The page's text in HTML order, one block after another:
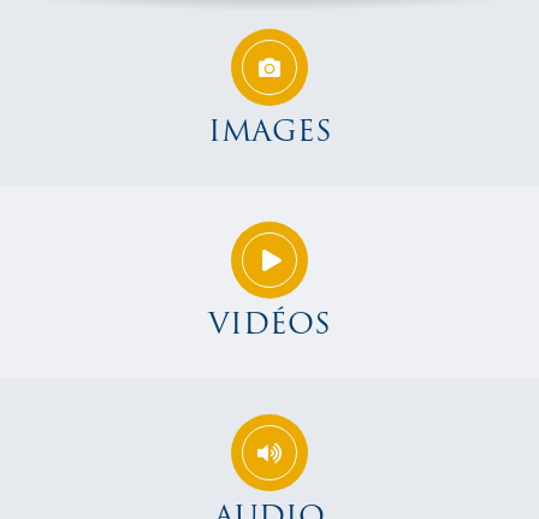
IMAGES
VIDÉOS